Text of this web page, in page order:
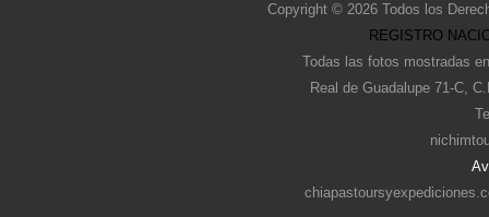
Copyright © 2026 Todos los
REGISTRO
Todas las fotos mostradas
Real de Guadalupe 71-C,